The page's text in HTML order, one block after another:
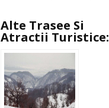
Alte Trasee Si
Atractii Turistice: